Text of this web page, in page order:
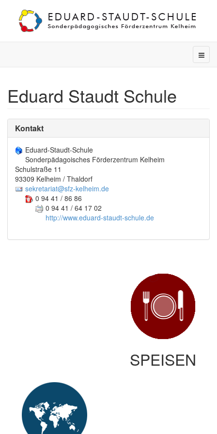
Eduard Staudt Schule
Kontakt
Eduard-Staudt-Schule
Sonderpädagoisches Förderzentrum Kelheim
Schulstraße 11
93309 Kelheim / Thaldorf
sekretariat@sfz-kelheim.de
0 94 41 / 86 86
0 94 41 / 64 17 02
http://www.eduard-staudt-schule.de
SPEISEN